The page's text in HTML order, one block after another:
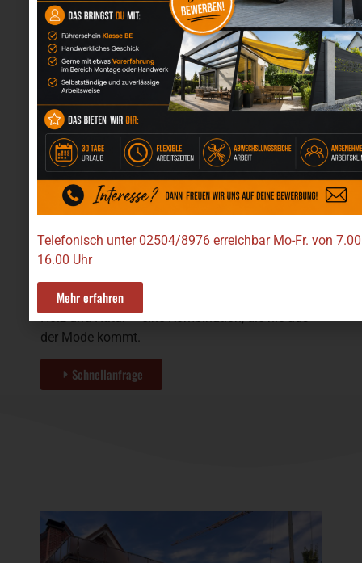
TERRASSENDÄCHER AUS HOLZ
natürlich, warm und harmonisch
Holz verleiht einer Überdachung eine besondere
Atmosphäre. Das natürliche Material fügt sich
weich in Gärten und ländliche Architekturen ein
und schafft ein Gefühl der Geborgenheit. Wir
verwenden hochwertige, tragfähige Hölzer, die
langlebig behandelt und stabil konstruiert sind.
Typische Einsatzbereiche:
klassisch-rustikale Terrassenbereiche
gemütliche Sitzplätze im Grünen
stilvolle Gartenlauben mit warmem Ambiente
Holz und Natur – eine Kombination, die nie aus
der Mode kommt.
Schnellanfrage
Telefonisch unter 02504/8976 erreichbar Mo-Fr. von
16.00 Uhr
Mehr erfahren